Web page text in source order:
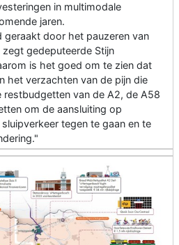
in multimodale
jaren.
geraakt door het pauzeren van
zegt gedeputeerde Stijn
is het goed om te zien dat
het verzachten van de pijn die
van de A2, de A58
om de aansluiting op
tegen te gaan en te